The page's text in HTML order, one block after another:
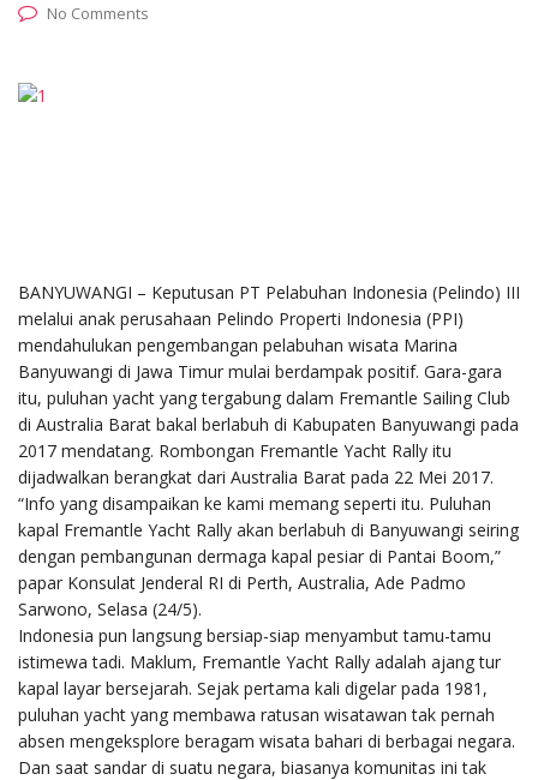
No Comments
BANYUWANGI – Keputusan PT Pelabuhan Indonesia (Pelindo) III
melalui anak perusahaan Pelindo Properti Indonesia (PPI)
mendahulukan pengembangan pelabuhan wisata Marina
Banyuwangi di Jawa Timur mulai berdampak positif. Gara-gara
itu, puluhan yacht yang tergabung dalam Fremantle Sailing Club
di Australia Barat bakal berlabuh di Kabupaten Banyuwangi pada
2017 mendatang. Rombongan Fremantle Yacht Rally itu
dijadwalkan berangkat dari Australia Barat pada 22 Mei 2017.
“Info yang disampaikan ke kami memang seperti itu. Puluhan
kapal Fremantle Yacht Rally akan berlabuh di Banyuwangi seiring
dengan pembangunan dermaga kapal pesiar di Pantai Boom,”
papar Konsulat Jenderal RI di Perth, Australia, Ade Padmo
Sarwono, Selasa (24/5).
Indonesia pun langsung bersiap-siap menyambut tamu-tamu
istimewa tadi. Maklum, Fremantle Yacht Rally adalah ajang tur
kapal layar bersejarah. Sejak pertama kali digelar pada 1981,
puluhan yacht yang membawa ratusan wisatawan tak pernah
absen mengeksplore beragam wisata bahari di berbagai negara.
Dan saat sandar di suatu negara, biasanya komunitas ini tak